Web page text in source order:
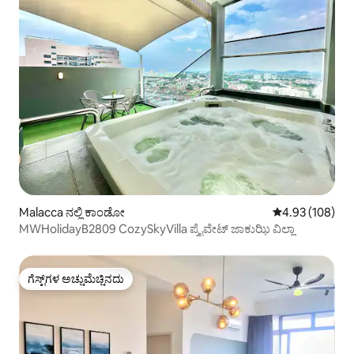
Malacca ನಲ್ಲಿ ಕಾಂಡೋ 5 ರಲ್ಲಿ 4.93
4.93 (108)
MWHolidayB2809 CozySkyVilla ಪ್ರೈವೇಟ್ ಜಾಕುಝಿ ವಿಲ್ಲಾ
ಗೆಸ್ಟ್‌ಗಳ ಅಚ್ಚುಮೆಚ್ಚಿನದು
ಗೆಸ್ಟ್‌ಗಳ ಅಚ್ಚುಮೆಚ್ಚಿನದು